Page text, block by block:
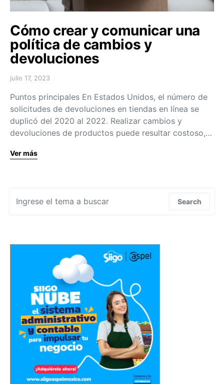
Cómo crear y comunicar una
política de cambios y
devoluciones
julio 17, 2023
Puntos principales En Estados Unidos, el número de
solicitudes de devoluciones en tiendas en línea se
duplicó del 2020 al 2022. Realizar cambios y
devoluciones de productos puede resultar costoso,…
Ver más
Search